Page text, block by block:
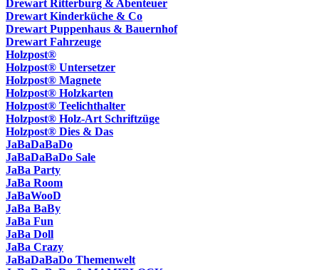
Drewart Ritterburg & Abenteuer
Drewart Kinderküche & Co
Drewart Puppenhaus & Bauernhof
Drewart Fahrzeuge
Holzpost®
Holzpost® Untersetzer
Holzpost® Magnete
Holzpost® Holzkarten
Holzpost® Teelichthalter
Holzpost® Holz-Art Schriftzüge
Holzpost® Dies & Das
JaBaDaBaDo
JaBaDaBaDo Sale
JaBa Party
JaBa Room
JaBaWooD
JaBa BaBy
JaBa Fun
JaBa Doll
JaBa Crazy
JaBaDaBaDo Themenwelt